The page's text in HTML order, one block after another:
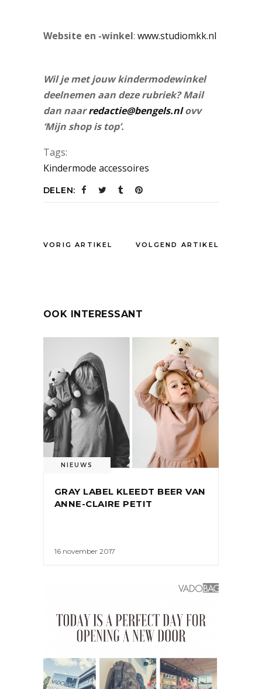
Website en -winkel: www.studiomkk.nl
Wil je met jouw kindermodewinkel
deelnemen aan deze rubriek? Mail
dan naarredactie@bengels.nlovv
‘Mijn shop is top’.
Tags:
Kindermode accessoires
DELEN:
VORIG ARTIKEL VOLGEND ARTIKEL
OOK INTERESSANT
NIEUWS
GRAY LABEL KLEEDT BEER VAN
ANNE-CLAIRE PETIT
16 november 2017